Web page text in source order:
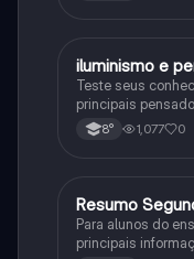
História
iluminismo e
Teste seus
principais
impacto histórico.
8° 1,077 0
História
Resumo
Para alunos do
principais